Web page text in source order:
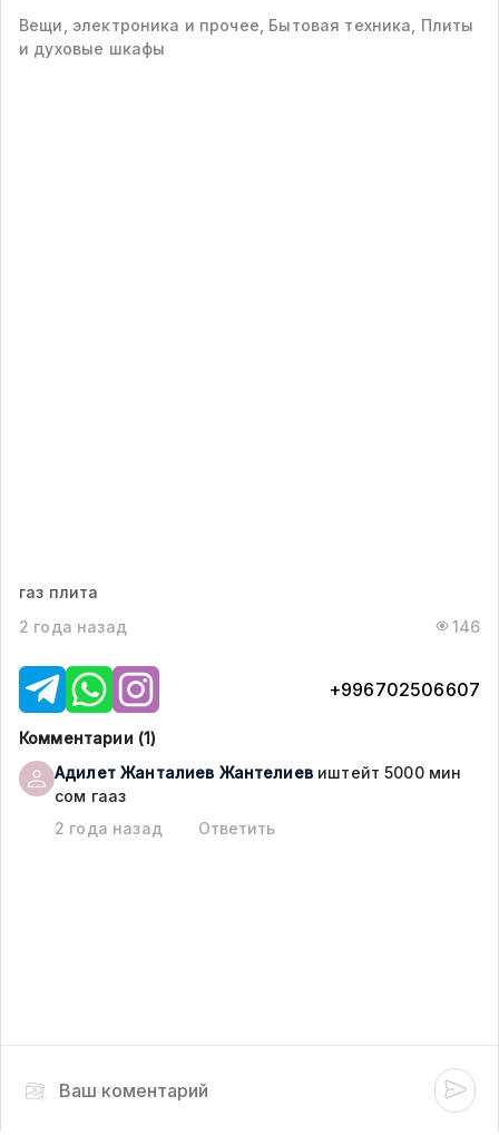
Вещи, электроника и прочее, Бытовая техника, Плиты
и духовые шкафы
газ плита
2 года назад
146
+996702506607
Комментарии (1)
Адилет Жанталиев Жантелиев иштейт 5000 мин
сом гааз
2 года назад
Ответить